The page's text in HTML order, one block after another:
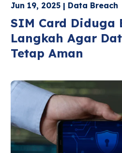
Jun 19, 2025 | Data Breach
SIM Card Diduga
Langkah Agar
Tetap Aman